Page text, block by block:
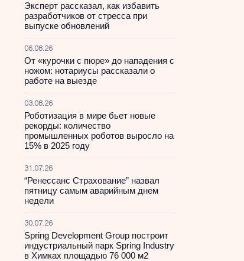
Эксперт рассказал, как избавить
разработчиков от стресса при
выпуске обновлений
06.08.26
От «курочки с пюре» до нападения с
ножом: нотариусы рассказали о
работе на выезде
03.08.26
Роботизация в мире бьет новые
рекорды: количество
промышленных роботов выросло на
15% в 2025 году
31.07.26
“Ренессанс Страхование” назвал
пятницу самым аварийным днем
недели
30.07.26
Spring Development Group построит
индустриальный парк Spring Industry
в Химках площадью 76 000 м2